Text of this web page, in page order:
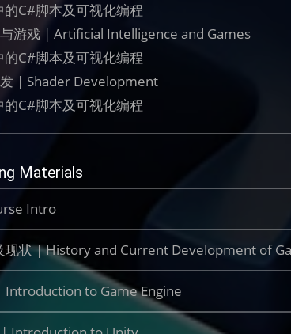
C#脚本及可视化编程
游戏 | Artificial Intelligence and Games
C#脚本及可视化编程
| Shader Development
C#脚本及可视化编程
Materials
Intro
现状 | History and Current Development of
Introduction to Game Engine